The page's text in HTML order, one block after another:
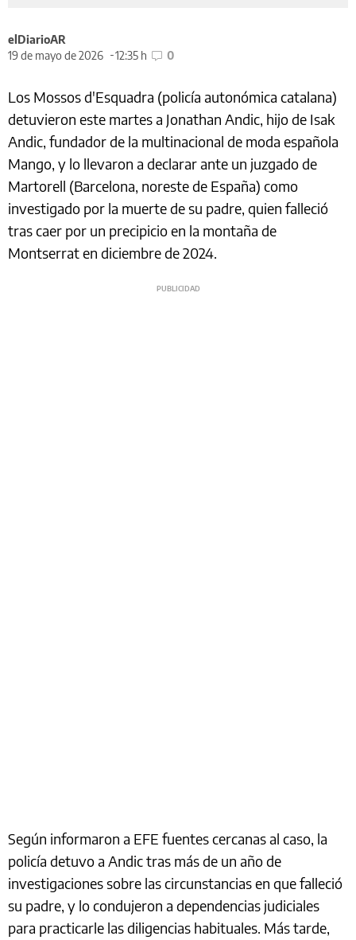
elDiarioAR
19 de mayo de 2026
12:35 h 0
Los Mossos d'Esquadra (policía autonómica catalana)
detuvieron este martes a Jonathan Andic, hijo de Isak
Andic, fundador de la multinacional de moda española
Mango, y lo llevaron a declarar ante un juzgado de
Martorell (Barcelona, noreste de España) como
investigado por la muerte de su padre, quien falleció
tras caer por un precipicio en la montaña de
Montserrat en diciembre de 2024.
Según informaron a EFE fuentes cercanas al caso, la
policía detuvo a Andic tras más de un año de
investigaciones sobre las circunstancias en que falleció
su padre, y lo condujeron a dependencias judiciales
para practicarle las diligencias habituales. Más tarde,